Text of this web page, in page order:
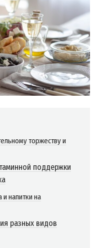
торжеству и
поддержки
напитки на
разных видов